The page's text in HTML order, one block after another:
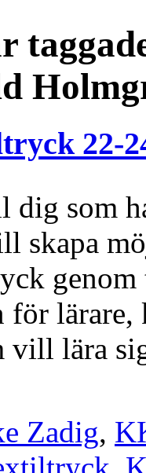
22-
dig som
skapa
för
vill lära
Zadig,